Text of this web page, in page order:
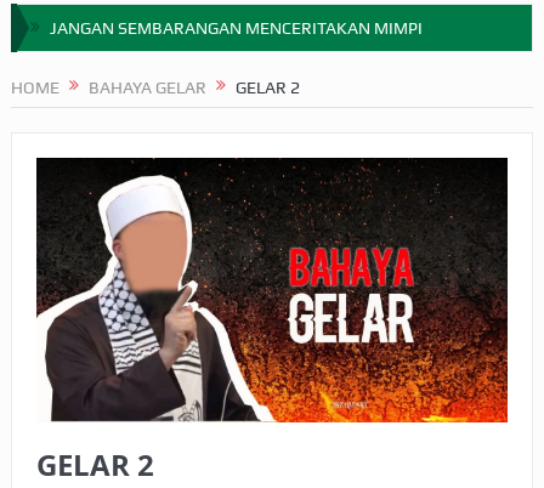
JANGAN SEMBARANGAN MENCERITAKAN MIMPI
APA HUKUM MEMPERCEPAT PEMBAYARAN ZAKAT
SEBELUM TIBA SAAT WAJIB?
HAKIKAT NIKMAT DI DUNIA!
BAGAIMANA CARA MEMBAYAR ZAKAT UANG?
UANG HARAM BISA MENJADI HALAL JIKA SEBAB
KEPEMILIKANNYA BERUBAH
HOME BAHAYA GELAR GELAR 2
GELAR 2